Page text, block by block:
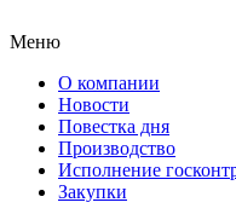
Меню
О компании
Новости
Повестка дня
Производство
Исполнение
Закупки